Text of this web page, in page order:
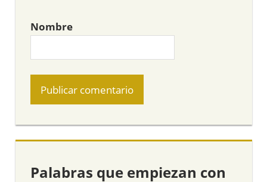
Nombre
Palabras que empiezan con